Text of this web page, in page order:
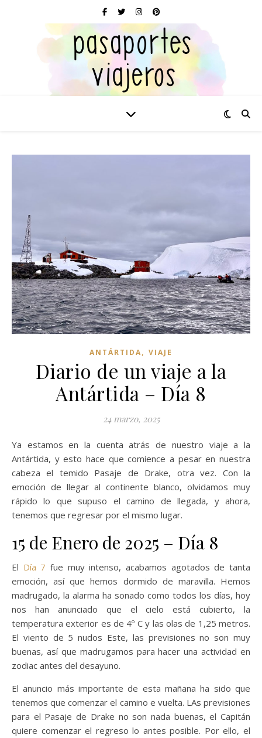
ANTÁRTIDA, VIAJE
Diario de un viaje a la
Antártida – Día 8
24 marzo, 2025
Ya estamos en la cuenta atrás de nuestro viaje a la
Antártida, y esto hace que comience a pesar en nuestra
cabeza el temido Pasaje de Drake, otra vez. Con la
emoción de llegar al continente blanco, olvidamos muy
rápido lo que supuso el camino de llegada, y ahora,
tenemos que regresar por el mismo lugar.
15 de Enero de 2025 – Día 8
El Día 7 fue muy intenso, acabamos agotados de tanta
emoción, así que hemos dormido de maravilla. Hemos
madrugado, la alarma ha sonado como todos los días, hoy
nos han anunciado que el cielo está cubierto, la
temperatura exterior es de 4º C y las olas de 1,25 metros.
El viento de 5 nudos Este, las previsiones no son muy
buenas, así que madrugamos para hacer una actividad en
zodiac antes del desayuno.
El anuncio más importante de esta mañana ha sido que
tenemos que comenzar el camino e vuelta. LAs previsiones
para el Pasaje de Drake no son nada buenas, el Capitán
quiere comenzar el regreso lo antes posible. Por ello, el